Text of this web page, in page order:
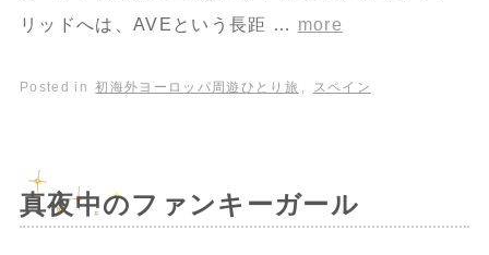
リッドへは、AVEという長距 … more
Posted in 初海外ヨーロッパ周遊ひとり旅 スペイン
真夜中のファンキーガール